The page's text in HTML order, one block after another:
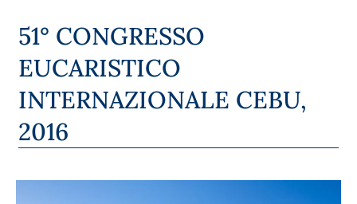
51° CONGRESSO
EUCARISTICO
INTERNAZIONALE CEBU,
2016